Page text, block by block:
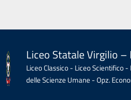
Liceo Statale Virgilio –
Liceo Classico - Liceo Scientifico
delle Scienze Umane - Opz.